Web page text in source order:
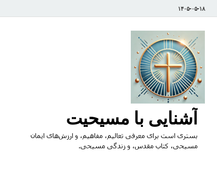
۱۴۰۵-۰۵-۱۸
آشنایی با مسیحیت
بستری است برای معرفی تعالیم، مفاهیم، و ارزش‌های ایمان
مسیحی، کتاب مقدس، و زندگی مسیحی.